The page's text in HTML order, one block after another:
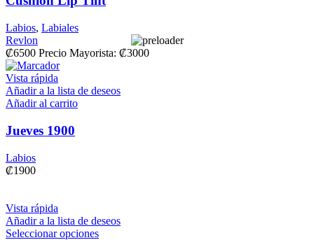
Labios, Labiales
Revlon
₡6500 Precio Mayorista: ₡3000
Vista rápida
Añadir a la lista de deseos
Añadir al carrito
Jueves 1900
Labios
₡1900
Vista rápida
Añadir a la lista de deseos
Seleccionar opciones